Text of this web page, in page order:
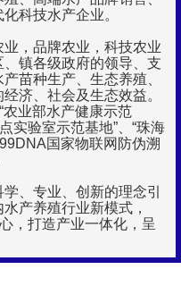
科技水产企业。
，品牌农业，科技农业
镇各级政府的领导、支
苗种生产、生态养殖、
济、社会及生态效益。
农业部水产健康示范
实验室示范基地”、“珠海
国家物联网防伪溯
、专业、创新的理念引
产养殖行业新模式，
，打造产业一体化，呈